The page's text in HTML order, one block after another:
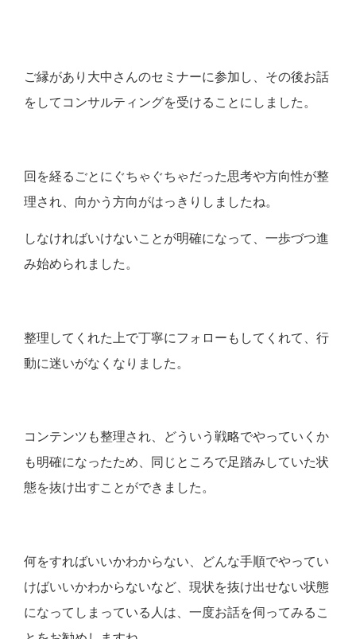
ご縁があり大中さんのセミナーに参加し、その後お話
をしてコンサルティングを受けることにしました。
回を経るごとにぐちゃぐちゃだった思考や方向性が整
理され、向かう方向がはっきりしましたね。
しなければいけないことが明確になって、一歩づつ進
み始められました。
整理してくれた上で丁寧にフォローもしてくれて、行
動に迷いがなくなりました。
コンテンツも整理され、どういう戦略でやっていくか
も明確になったため、同じところで足踏みしていた状
態を抜け出すことができました。
何をすればいいかわからない、どんな手順でやってい
けばいいかわからないなど、現状を抜け出せない状態
になってしまっている人は、一度お話を伺ってみるこ